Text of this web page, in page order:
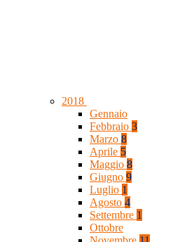
2018
Gennaio
Febbraio 3
Marzo 8
Aprile 5
Maggio 8
Giugno 9
Luglio 1
Agosto 4
Settembre 1
Ottobre